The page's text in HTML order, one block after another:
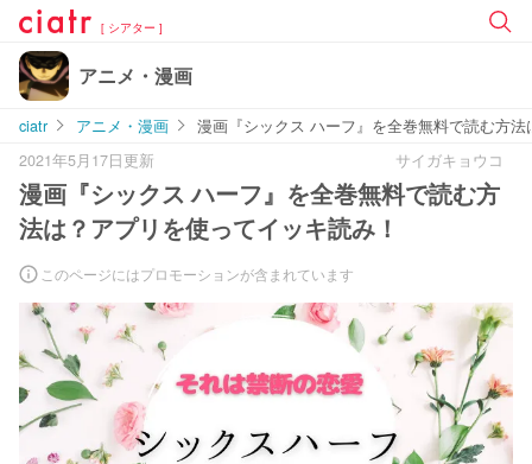
[ シアター ]
アニメ・漫画
ciatr アニメ・漫画
漫画『シックス ハーフ』を全巻無料で読む方
2021年5月17日更新
サイガキョウコ
漫画『シックス ハーフ』を全巻無料で読む方
法は？アプリを使ってイッキ読み！
このページにはプロモーションが含まれています